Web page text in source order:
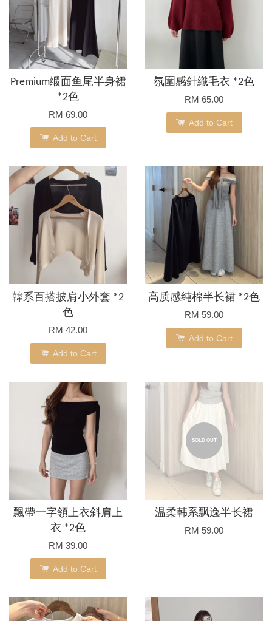
Premium缎面鱼尾半身裙
*2色
RM 69.00
Add to Cart
氛圍感針織毛衣 *2色
RM 65.00
Add to Cart
韓系百搭披肩小外套 *2
色
RM 42.00
Add to Cart
高质感纯棉半长裙 *2色
RM 59.00
Add to Cart
飄帶一字領上衣斜肩上
衣 *2色
RM 39.00
Add to Cart
SOLD OUT
温柔韩系飘逸半长裙
RM 59.00